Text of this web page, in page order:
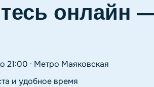
онлайн
21:00 · Метро Маяковская
и удобное время